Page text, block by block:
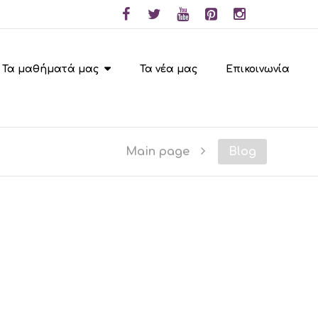
Τα μαθήματά μας Τα νέα μας Επικοινωνία
Main page Blog